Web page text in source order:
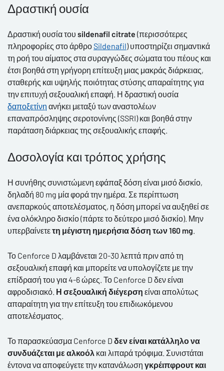
Δραστική ουσία
Δραστική ουσία του sildenafil citrate (περισσότερες
πληροφορίες στο άρθροSildenafil) υποστηρίζει σημαντικά
τη ροή του αίματος στα συραγγώδες σώματα του πέους και
έτσι βοηθά στη γρήγορη επίτευξη μιας μακράς διάρκειας,
σταθερής και υψηλής ποιότητας στύσης απαραίτητης για
την επιτυχή σεξουαλική επαφή. Η δραστική ουσία
δαποξετίνη ανήκει μεταξύ των αναστολέων
επαναπρόσληψης σεροτονίνης (SSRI) και βοηθά στην
παράταση διάρκειας της σεξουαλικής επαφής.
Δοσολογία και τρόπος χρήσης
Η συνήθης συνιστώμενη εφάπαξ δόση είναι μισό δισκίο,
δηλαδή 80 mg μία φορά την ημέρα. Σε περίπτωση
ανεπαρκούς αποτελέσματος, η δόση μπορεί να αυξηθεί σε
ένα ολόκληρο δισκίο (πάρτε το δεύτερο μισό δισκίο). Μην
υπερβαίνετετη μέγιστη ημερήσια δόση των 160 mg.
Το Cenforce D λαμβάνεται 20-30 λεπτά πριν από τη
σεξουαλική επαφή και μπορείτε να υπολογίζετε με την
επίδρασή του για 4-6 ώρες. Το Cenforce D δεν είναι
αφροδισιακό. Η σεξουαλική διέγερση είναι απολύτως
απαραίτητη για την επίτευξη του επιδιωκόμενου
αποτελέσματος.
Το παρασκεύασμα Cenforce D δεν είναι κατάλληλο να
συνδυάζεται με αλκοόλ και λιπαρά τρόφιμα. Συνιστάται
έντονα να αποφεύγετε την κατανάλωση γκρέιπφρουτ και